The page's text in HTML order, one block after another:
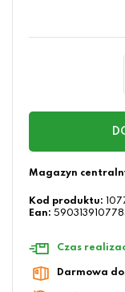
Magazyn
Kod produktu:
Ean:
Czas
Darmowa